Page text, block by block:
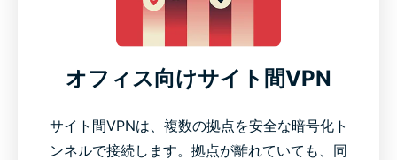
オフィス向けサイト間VPN
サイト間VPNは、複数の拠点を安全な暗号化ト
ンネルで接続します。拠点が離れていても、同